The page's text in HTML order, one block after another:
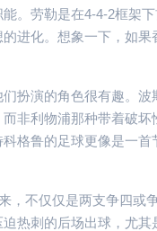
。劳勒是在4-4-2框架
进化。想象一下，如
扮演的角色很有趣。
非利物浦那种带着破
格鲁的足球更像是一
，不仅仅是两支争四或
热刺的后场出球，尤